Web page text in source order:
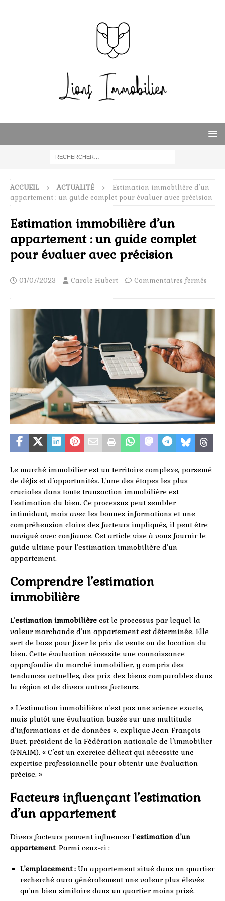
ACCUEIL ACTUALITÉ
Estimation immobilière d’un
appartement : un guide complet pour évaluer avec précision
Estimation immobilière d’un
appartement : un guide complet
pour évaluer avec précision
01/07/2023 Carole Hubert Commentaires fermés
Le marché immobilier est un territoire complexe, parsemé
de défis et d’opportunités. L’une des étapes les plus
cruciales dans toute transaction immobilière est
l’estimation du bien. Ce processus peut sembler
intimidant, mais avec les bonnes informations et une
compréhension claire des facteurs impliqués, il peut être
navigué avec confiance. Cet article vise à vous fournir le
guide ultime pour l’estimation immobilière d’un
appartement.
Comprendre l’estimation
immobilière
L’estimation immobilière est le processus par lequel la
valeur marchande d’un appartement est déterminée. Elle
sert de base pour fixer le prix de vente ou de location du
bien. Cette évaluation nécessite une connaissance
approfondie du marché immobilier, y compris des
tendances actuelles, des prix des biens comparables dans
la région et de divers autres facteurs.
« L’estimation immobilière n’est pas une science exacte,
mais plutôt une évaluation basée sur une multitude
d’informations et de données », explique Jean-François
Buet, président de la Fédération nationale de l’immobilier
(FNAIM). « C’est un exercice délicat qui nécessite une
expertise professionnelle pour obtenir une évaluation
précise. »
Facteurs influençant l’estimation
d’un appartement
Divers facteurs peuvent influencer l’estimation d’un
appartement. Parmi ceux-ci :
L’emplacement : Un appartement situé dans un quartier
recherché aura généralement une valeur plus élevée
qu’un bien similaire dans un quartier moins prisé.